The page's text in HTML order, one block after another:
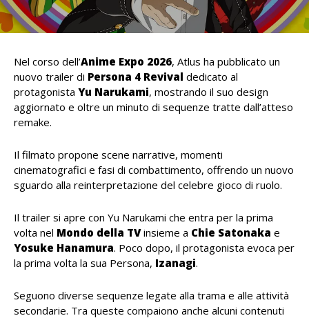
Nel corso dell’Anime Expo 2026, Atlus ha pubblicato un
nuovo trailer di Persona 4 Revival dedicato al
protagonista Yu Narukami, mostrando il suo design
aggiornato e oltre un minuto di sequenze tratte dall’atteso
remake.
Il filmato propone scene narrative, momenti
cinematografici e fasi di combattimento, offrendo un nuovo
sguardo alla reinterpretazione del celebre gioco di ruolo.
Il trailer si apre con Yu Narukami che entra per la prima
volta nel Mondo della TVinsieme a Chie Satonaka e
Yosuke Hanamura. Poco dopo, il protagonista evoca per
la prima volta la sua Persona, Izanagi.
Seguono diverse sequenze legate alla trama e alle attività
secondarie. Tra queste compaiono anche alcuni contenuti